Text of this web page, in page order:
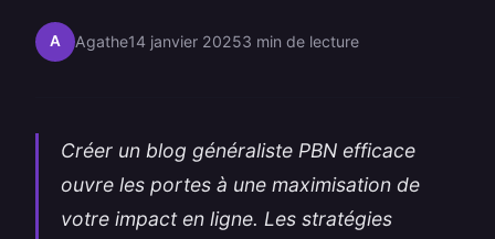
A Agathe14 janvier 20253 min de lecture
Créer un blog généraliste PBN efficace
ouvre les portes à une maximisation de
votre impact en ligne. Les stratégies